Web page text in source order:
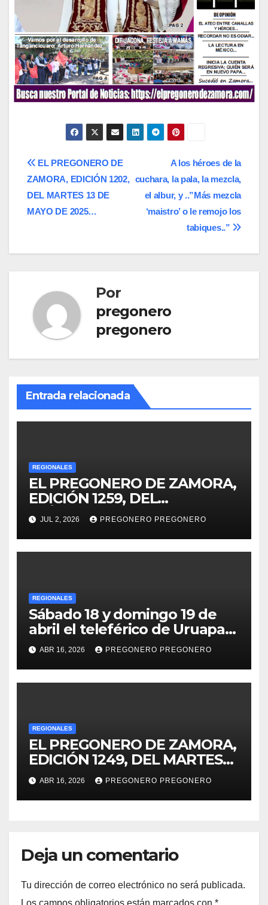
Navegación
de
entradas
A los héroes de la
cuchara, la pala, la mezcla,
el albur, y ..”Más mezcla
‘maistro’ o le remojo los
tabiques..”
EL PREGONERO DE
ZAMORA, EDICIÓN 1202,
DEL MARTES 13 DE
MAYO DE 2025…
Por
pregonero
pregonero
Entrada relacionada
REGIONALES
EL PREGONERO DE ZAMORA,
EDICIÓN 1259, DEL
MIÉRCOLES 01 DE JULIO DE
2026…
JUL 2, 2026 PREGONERO PREGONERO
REGIONALES
Sábado 18 y domingo 19 de
abril el teleférico de Uruapan
será gratis: Gladyz Butanda
ABR 16, 2026 PREGONERO PREGONERO
REGIONALES
EL PREGONERO DE ZAMORA,
EDICIÓN 1249, DEL MARTES
14 DE ABRIL DE 2026…
ABR 16, 2026 PREGONERO PREGONERO
Deja un comentario
Tu dirección de correo electrónico no será publicada.
Los campos obligatorios están marcados con *